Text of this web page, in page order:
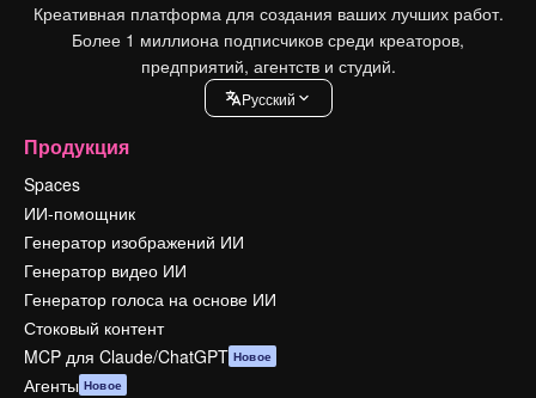
Креативная платформа для создания ваших лучших работ.
Более 1 миллиона подписчиков среди креаторов,
предприятий, агентств и студий.
Pусский
Продукция
Spaces
ИИ-помощник
Генератор изображений ИИ
Генератор видео ИИ
Генератор голоса на основе ИИ
Стоковый контент
MCP для Claude/ChatGPT Новое
Агенты Новое